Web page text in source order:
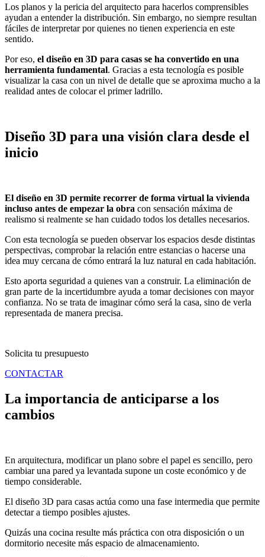
Los planos y la pericia del arquitecto para hacerlos comprensibles
ayudan a entender la distribución. Sin embargo, no siempre resultan
fáciles de interpretar por quienes no tienen experiencia en este
sentido.
Por eso, el diseño en 3D para casas se ha convertido en una
herramienta fundamental. Gracias a esta tecnología es posible
visualizar la casa con un nivel de detalle que se aproxima mucho a la
realidad antes de colocar el primer ladrillo.
Diseño 3D para una visión clara desde el
inicio
El diseño en 3D permite recorrer de forma virtual la vivienda
incluso antes de empezar la obra con sensación máxima de
realismo si realmente se han cuidado todos los detalles necesarios.
Con esta tecnología se pueden observar los espacios desde distintas
perspectivas, comprobar la relación entre estancias o hacerse una
idea muy cercana de cómo entrará la luz natural en cada habitación.
Esto aporta seguridad a quienes van a construir. La eliminación de
gran parte de la incertidumbre ayuda a tomar decisiones con mayor
confianza. No se trata de imaginar cómo será la casa, sino de verla
representada de manera precisa.
Solicita tu presupuesto
CONTACTAR
La importancia de anticiparse a los
cambios
En arquitectura, modificar un plano sobre el papel es sencillo, pero
cambiar una pared ya levantada supone un coste económico y de
tiempo considerable.
El diseño 3D para casas actúa como una fase intermedia que permite
detectar a tiempo posibles ajustes.
Quizás una cocina resulte más práctica con otra disposición o un
dormitorio necesite más espacio de almacenamiento.